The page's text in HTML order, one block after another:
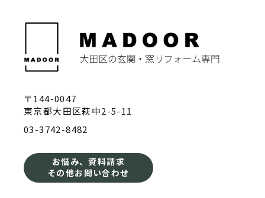
〒144-0047
東京都大田区萩中2-5-11
03-3742-8482
お悩み、資料請求
その他お問い合わせ